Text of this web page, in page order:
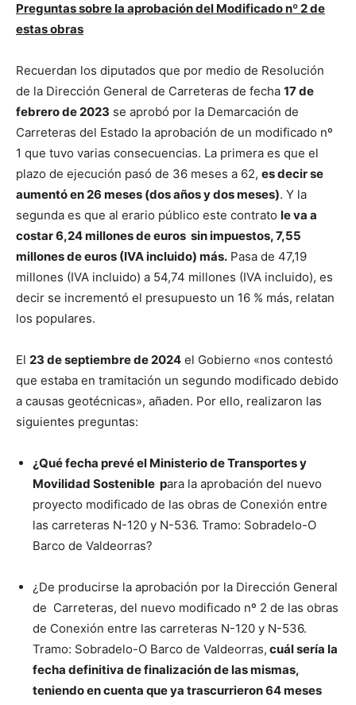
Preguntas sobre la aprobación del Modificado nº 2 de
estas obras
Recuerdan los diputados que por medio de Resolución
de la Dirección General de Carreteras de fecha 17 de
febrero de 2023 se aprobó por la Demarcación de
Carreteras del Estado la aprobación de un modificado nº
1 que tuvo varias consecuencias. La primera es que el
plazo de ejecución pasó de 36 meses a 62, es decir se
aumentó en 26 meses (dos años y dos meses). Y la
segunda es que al erario público este contrato le va a
costar 6,24 millones de euros sin impuestos, 7,55
millones de euros (IVA incluido) más. Pasa de 47,19
millones (IVA incluido) a 54,74 millones (IVA incluido), es
decir se incrementó el presupuesto un 16 % más, relatan
los populares.
El 23 de septiembre de 2024 el Gobierno «nos contestó
que estaba en tramitación un segundo modificado debido
a causas geotécnicas», añaden. Por ello, realizaron las
siguientes preguntas:
¿Qué fecha prevé el Ministerio de Transportes y
Movilidad Sostenible para la aprobación del nuevo
proyecto modificado de las obras de Conexión entre
las carreteras N-120 y N-536. Tramo: Sobradelo-O
Barco de Valdeorras?
¿De producirse la aprobación por la Dirección General
de Carreteras, del nuevo modificado nº 2 de las obras
de Conexión entre las carreteras N-120 y N-536.
Tramo: Sobradelo-O Barco de Valdeorras, cuál sería la
fecha definitiva de finalización de las mismas,
teniendo en cuenta que ya trascurrieron 64 meses